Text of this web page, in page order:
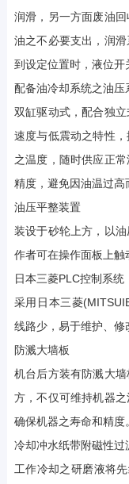
润滑，另一方面废油
油之不必要支出，润
到设定位置时，液位开
配备油冷却系统之油压
双缸驱动式，配合独
速度与低震动之特性
之温度，随时供应正
精度，避免因油温过高
油压平整装置
装设于砂轮上方，以
作者可在操作面板上触
日本三菱PLC控制系统
采用日本三菱
线路少，易于维护、修
防溅大墙板
机台后方装有防溅大
方，不仅可维持机器
确保机器之寿命和精度。
冷却冲水纸带附磁性过
工作冷却之研磨液将